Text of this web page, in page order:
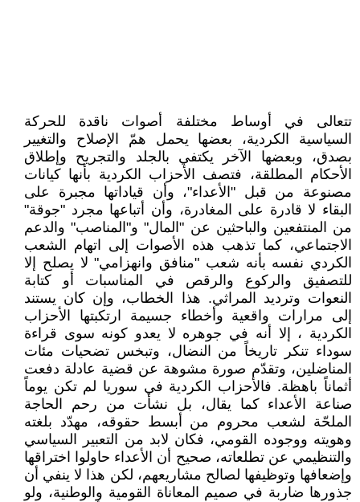
تتعالى في أوساط مختلفة أصوات ناقدة للحركة
السياسية الكردية، بعضها يحمل همّ الإصلاح والتغيير
بصدق، وبعضها الآخر يكتفي بالجلد والتجريح وإطلاق
الأحكام المطلقة، فتصف الأحزاب الكردية بأنها كيانات
مصنوعة من قبل "الأعداء"، وأن قياداتها مجبرة على
البقاء لا قادرة على المغادرة، وأن أتباعها مجرد "جوقة"
من المنتفعين والباحثين عن "المال" و"المناصب" والدعم
الاجتماعي، كما تذهب هذه الأصوات إلى اتهام الشعب
الكردي نفسه بأنه شعب "منافق وانهزامي" لا يصلح إلا
للتصفيق والركوع والرقص في المناسبات أو كتابة
النعوات وترديد المراثي. هذا الخطاب، وإن كان يستند
إلى مرارات واقعية وأخطاء جسيمة ارتكبتها الأحزاب
الكردية ، إلا أنه في جوهره لا يعدو كونه سوى قراءة
سوداء تنكر تاريخاً من النضال، وتبخس تضحيات مئات
المناضلين، وتقدّم صورة مشوهة عن قضية عادلة دفعت
أثماناً باهظة. فالأحزاب الكردية في سوريا لم تكن يوماً
صناعة الأعداء كما يقال، بل نشأت من رحم الحاجة
الملحّة لشعب محروم من أبسط حقوقه، مهدّد بلغته
وهويته ووجوده القومي، فكان لابد من التعبير السياسي
والتنظيمي عن تطلعاته، صحيح أن الأعداء حاولوا اختراقها
وإضعافها وتوظيفها لصالح مشاريعهم، لكن هذا لا ينفي أن
جذورها ضاربة في صميم المعاناة القومية والوطنية، ولو